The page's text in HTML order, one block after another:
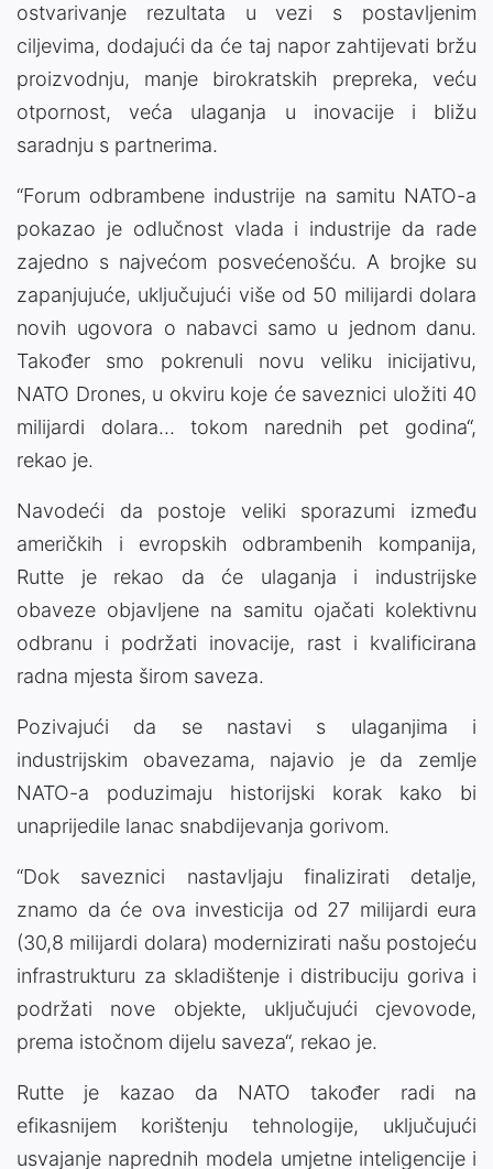
ostvarivanje rezultata u vezi s postavljenim
ciljevima, dodajući da će taj napor zahtijevati bržu
proizvodnju, manje birokratskih prepreka, veću
otpornost, veća ulaganja u inovacije i bližu
saradnju s partnerima.
“Forum odbrambene industrije na samitu NATO-a
pokazao je odlučnost vlada i industrije da rade
zajedno s najvećom posvećenošću. A brojke su
zapanjujuće, uključujući više od 50 milijardi dolara
novih ugovora o nabavci samo u jednom danu.
Također smo pokrenuli novu veliku inicijativu,
NATO Drones, u okviru koje će saveznici uložiti 40
milijardi dolara... tokom narednih pet godina“,
rekao je.
Navodeći da postoje veliki sporazumi između
američkih i evropskih odbrambenih kompanija,
Rutte je rekao da će ulaganja i industrijske
obaveze objavljene na samitu ojačati kolektivnu
odbranu i podržati inovacije, rast i kvalificirana
radna mjesta širom saveza.
Pozivajući da se nastavi s ulaganjima i
industrijskim obavezama, najavio je da zemlje
NATO-a poduzimaju historijski korak kako bi
unaprijedile lanac snabdijevanja gorivom.
“Dok saveznici nastavljaju finalizirati detalje,
znamo da će ova investicija od 27 milijardi eura
(30,8 milijardi dolara) modernizirati našu postojeću
infrastrukturu za skladištenje i distribuciju goriva i
podržati nove objekte, uključujući cjevovode,
prema istočnom dijelu saveza“, rekao je.
Rutte je kazao da NATO također radi na
efikasnijem korištenju tehnologije, uključujući
usvajanje naprednih modela umjetne inteligencije i